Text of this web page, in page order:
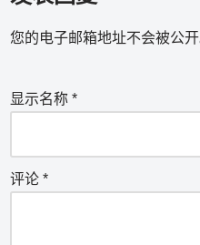
您的电子邮箱地址不会被公开
显示名称 *
评论 *